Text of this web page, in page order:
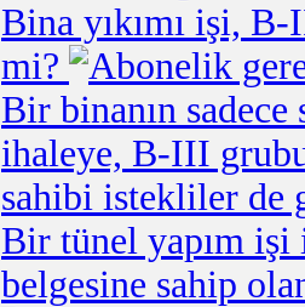
Bina yıkımı işi,
mi?
Bir binanın sadece
ihaleye, B-III
sahibi istekliler
Bir tünel yapım
belgesine sahip